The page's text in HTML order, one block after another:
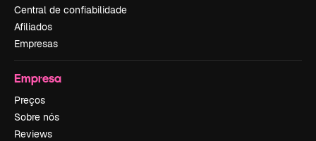
Central de confiabilidade
Afiliados
Empresas
Empresa
Preços
Sobre nós
Reviews